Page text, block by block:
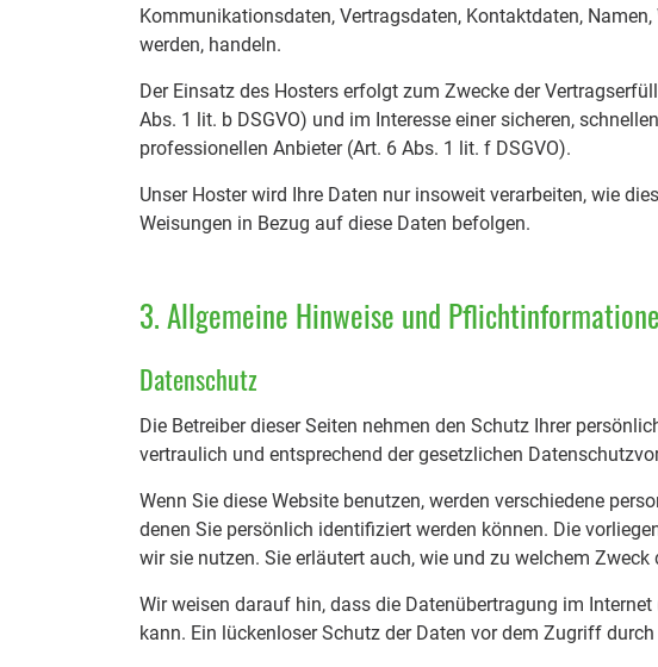
Kommunikationsdaten, Vertragsdaten, Kontaktdaten,
werden, handeln.
Der Einsatz des Hosters erfolgt zum Zwecke der
Abs. 1 lit. b DSGVO) und im Interesse einer sicheren,
professionellen Anbieter (Art. 6 Abs. 1 lit. f DSGVO).
Unser Hoster wird Ihre Daten nur insoweit verarbeiten, wie
Weisungen in Bezug auf diese Daten befolgen.
3. Allgemeine Hinweise und
Datenschutz
Die Betreiber dieser Seiten nehmen den Schutz Ihrer
vertraulich und entsprechend der gesetzlichen
Wenn Sie diese Website benutzen, werden verschiedene
denen Sie persönlich identifiziert werden können. Die
wir sie nutzen. Sie erläutert auch, wie und zu welchem Zweck
Wir weisen darauf hin, dass die Datenübertragung im
kann. Ein lückenloser Schutz der Daten vor dem Zugriff